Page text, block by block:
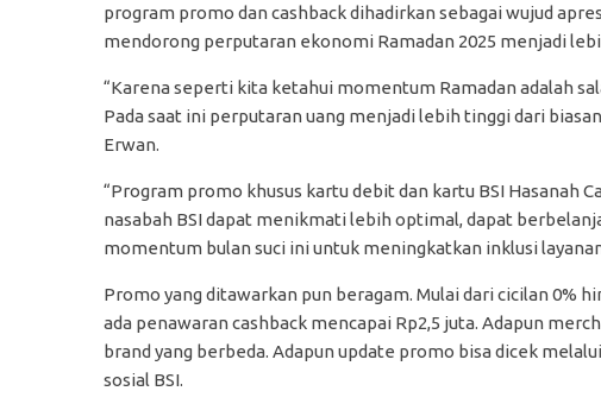
program promo dan cashback dihadirkan sebagai wujud
mendorong perputaran ekonomi Ramadan 2025 menjadi
“Karena seperti kita ketahui momentum Ramadan adalah
Pada saat ini perputaran uang menjadi lebih tinggi dari
Erwan.
“Program promo khusus kartu debit dan kartu BSI Hasanah
nasabah BSI dapat menikmati lebih optimal, dapat
momentum bulan suci ini untuk meningkatkan inklusi
Promo yang ditawarkan pun beragam. Mulai dari cicilan 0%
ada penawaran cashback mencapai Rp2,5 juta. Adapun
brand yang berbeda. Adapun update promo bisa dicek
sosial BSI.